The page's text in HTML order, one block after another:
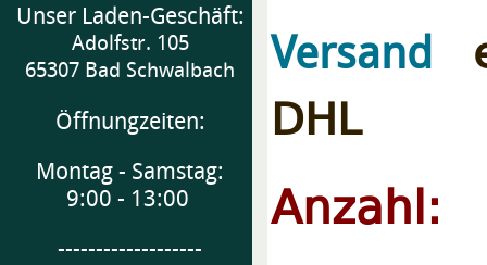
Unser Laden-Geschäft:
Adolfstr. 105
65307 Bad Schwalbach
Öffnungzeiten:
Montag - Samstag:
9:00 - 13:00
-------------------
Versand
DHL
Anzahl: